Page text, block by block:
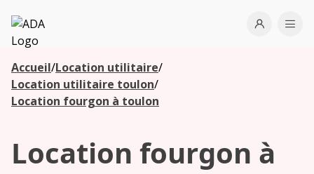
ADA
Open
Accueil/Location utilitaire/
Location utilitaire toulon/
Location fourgon à toulon
Location fourgon à
Les
agences à
proximité
Commencez